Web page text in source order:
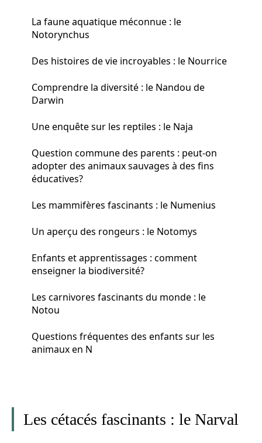
La faune aquatique méconnue : le
Notorynchus
Des histoires de vie incroyables : le Nourrice
Comprendre la diversité : le Nandou de
Darwin
Une enquête sur les reptiles : le Naja
Question commune des parents : peut-on
adopter des animaux sauvages à des fins
éducatives?
Les mammifères fascinants : le Numenius
Un aperçu des rongeurs : le Notomys
Enfants et apprentissages : comment
enseigner la biodiversité?
Les carnivores fascinants du monde : le
Notou
Questions fréquentes des enfants sur les
animaux en N
Les cétacés fascinants : le Narval